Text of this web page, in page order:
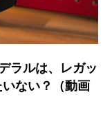
ラルは、レガッ
ない？（動画